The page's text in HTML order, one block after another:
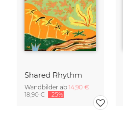
Shared Rhythm
Wandbilder ab 14,90 €
18,90 € -25%